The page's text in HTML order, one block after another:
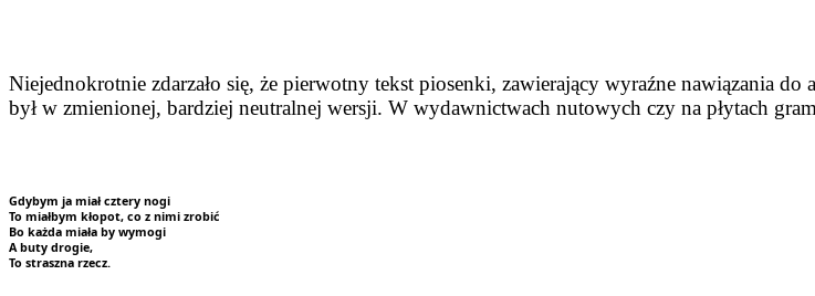
Niejednokrotnie zdarzało się, że pierwotny tekst piosenki, zawierający wyraźne nawiązania
był w zmienionej, bardziej neutralnej wersji. W wydawnictwach nutowych czy na płytach
Gdybym ja miał cztery nogi
To miałbym kłopot, co z nimi zrobić
Bo każda miała by wymogi
A buty drogie,
To straszna rzecz.